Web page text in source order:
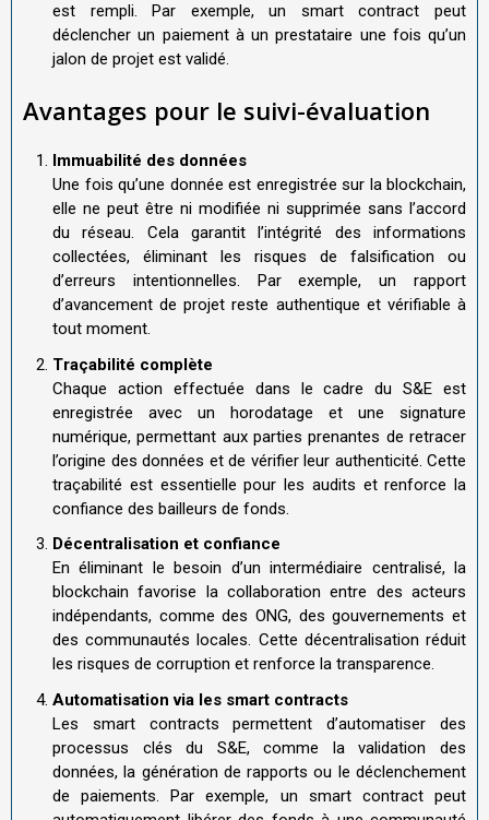
est rempli. Par exemple, un smart contract peut
déclencher un paiement à un prestataire une fois qu’un
jalon de projet est validé.
Avantages pour le suivi-évaluation
Immuabilité des données
Une fois qu’une donnée est enregistrée sur la blockchain,
elle ne peut être ni modifiée ni supprimée sans l’accord
du réseau. Cela garantit l’intégrité des informations
collectées, éliminant les risques de falsification ou
d’erreurs intentionnelles. Par exemple, un rapport
d’avancement de projet reste authentique et vérifiable à
tout moment.
Traçabilité complète
Chaque action effectuée dans le cadre du S&E est
enregistrée avec un horodatage et une signature
numérique, permettant aux parties prenantes de retracer
l’origine des données et de vérifier leur authenticité. Cette
traçabilité est essentielle pour les audits et renforce la
confiance des bailleurs de fonds.
Décentralisation et confiance
En éliminant le besoin d’un intermédiaire centralisé, la
blockchain favorise la collaboration entre des acteurs
indépendants, comme des ONG, des gouvernements et
des communautés locales. Cette décentralisation réduit
les risques de corruption et renforce la transparence.
Automatisation via les smart contracts
Les smart contracts permettent d’automatiser des
processus clés du S&E, comme la validation des
données, la génération de rapports ou le déclenchement
de paiements. Par exemple, un smart contract peut